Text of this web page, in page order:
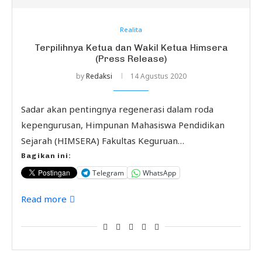
Realita
Terpilihnya Ketua dan Wakil Ketua Himsera
(Press Release)
byRedaksi 14 Agustus 2020
Sadar akan pentingnya regenerasi dalam roda
kepengurusan, Himpunan Mahasiswa Pendidikan
Sejarah (HIMSERA) Fakultas Keguruan…
Bagikan ini:
Telegram WhatsApp
Read more